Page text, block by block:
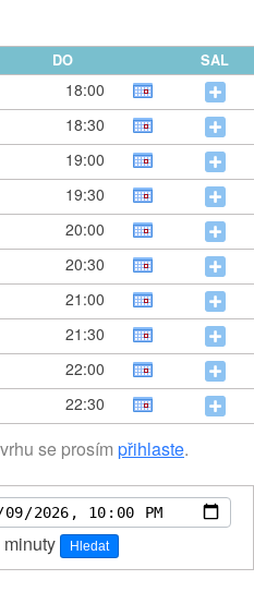
DO SAL
18:00
18:30
19:00
19:30
20:00
20:30
21:00
21:30
22:00
22:30
se prosím přihlaste.
minuty Hledat